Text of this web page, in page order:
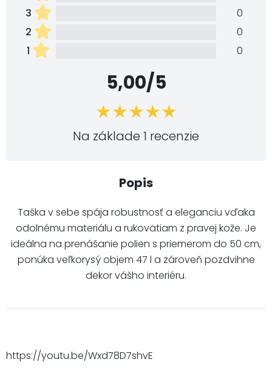
3
0
2
0
1
0
5,00/5
Na základe 1 recenzie
Popis
Taška v sebe spája robustnosť a eleganciu vďaka
odolnému materiálu a rukovätiam z pravej kože. Je
ideálna na prenášanie polien s priemerom do 50 cm,
ponúka veľkorysý objem 47 l a zároveň pozdvihne
dekor vášho interiéru.
https://youtu.be/Wxd78D7shvE